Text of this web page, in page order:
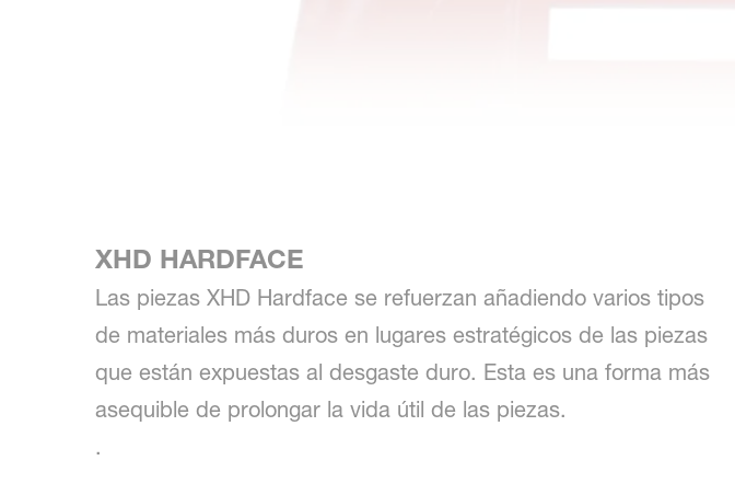
XHD HARDFACE
Las piezas XHD Hardface se refuerzan añadiendo varios tipos
de materiales más duros en lugares estratégicos de las piezas
que están expuestas al desgaste duro. Esta es una forma más
asequible de prolongar la vida útil de las piezas.
.